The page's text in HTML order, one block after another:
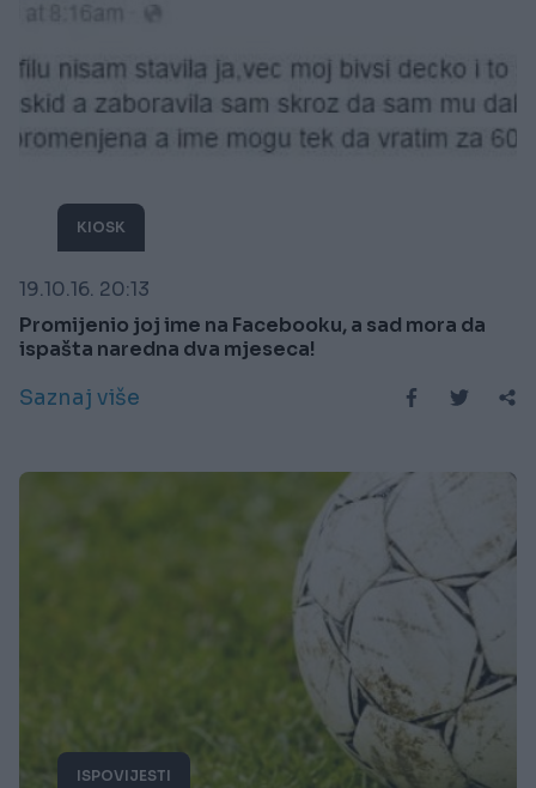
KIOSK
19.10.16. 20:13
Promijenio joj ime na Facebooku, a sad mora da
ispašta naredna dva mjeseca!
Saznaj više
ISPOVIJESTI